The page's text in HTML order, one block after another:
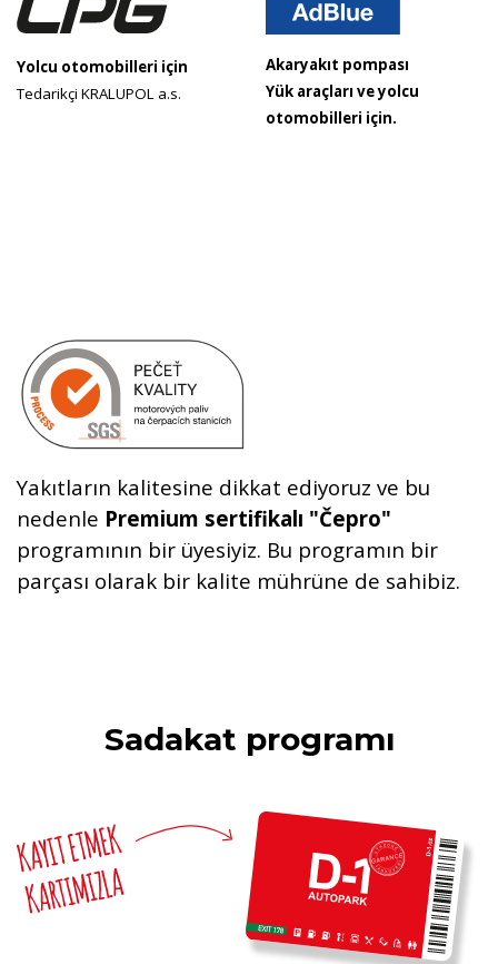
Yolcu otomobilleri için
Tedarikçi KRALUPOL a.s.
Akaryakıt pompası
Yük araçları ve yolcu
otomobilleri için.
Yakıtların kalitesine dikkat ediyoruz ve bu
nedenle Premium sertifikalı "Čepro"
programının bir üyesiyiz. Bu programın bir
parçası olarak bir kalite mührüne de sahibiz.
Sadakat programı